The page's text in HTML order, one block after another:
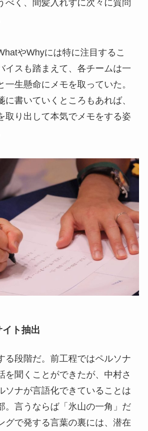
べく、間髪入れずに次々に質問
やWhyには特に注目するこ
イスも踏まえて、各チームは一
一生懸命にメモを取っていた。
に書いていくところもあれば、
取り出して本気でメモをする姿
ト抽出
る段階だ。前工程ではペルソナ
を聞くことができたが、中村さ
ソナが言語化できていることは
。言うならば「氷山の一角」だ
グで発する言葉の裏には、潜在